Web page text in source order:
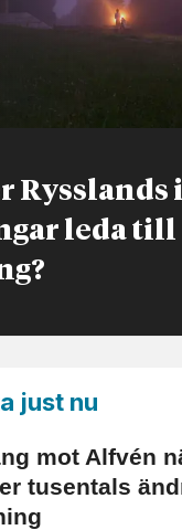
leda till
just nu
mot Alfvén
tusentals